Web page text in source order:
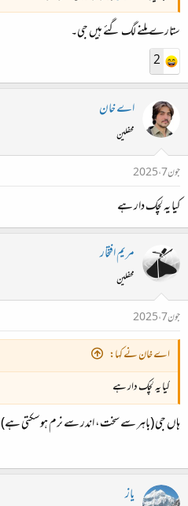
ستارے ملنے لگ گئے ہیں جی۔
2
اے خان
محفلین
جون 7، 2025
کیا یہ لچک دار ہے
مریم افتخار
محفلین
جون 7، 2025
اے خان نے کہا:
کیا یہ لچک دار ہے
ہاں جی (باہر سے سخت، اندر سے نرم ہوسکتی ہے)
یاز